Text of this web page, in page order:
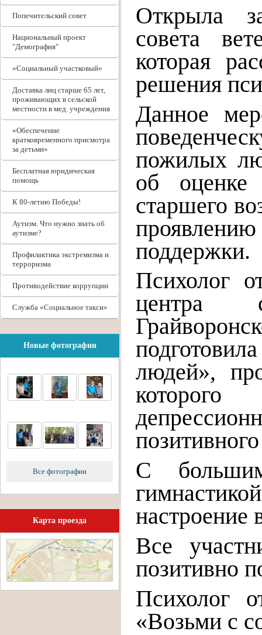
Попечительский совет
Национальный проект
"Демография"
«Социальный участковый»
Доставка лиц старше 65 лет,
проживающих в сельской
местности в мед. учреждения
«Обеспечение
кратковременного присмотра
за детьми»
Бесплатная юридическая
помощь
К 80-летию Победы!
Аутизм. Что нужно знать об
аутизме?
Профилактика экстремизма и
терроризма
Противодействие коррупции
Служба «Социальное такси»
Новые фотографии
Все фотографии
Карта проезда
Открыла
совета
которая
решения
Данное
пожилых
об оценке
старшего
поддержки.
Психолог
центра
людей»,
С большим
настроение
Все
позитивно
Психолог
«Возьми с